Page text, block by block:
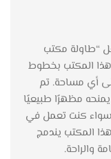
“طاولة مكتب
هذا المكتب بخطوط
أي مساحة. تم
مظهرًا طبيعيًا
سواء كنت تعمل في
المكتب يندمج
والراحة.